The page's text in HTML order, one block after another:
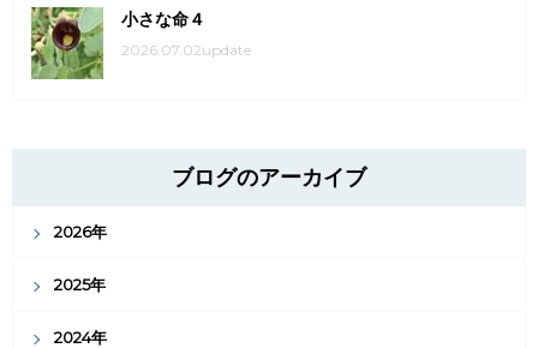
小さな命４
2026.07.02update
ブログのアーカイブ
2026年
2025年
2024年